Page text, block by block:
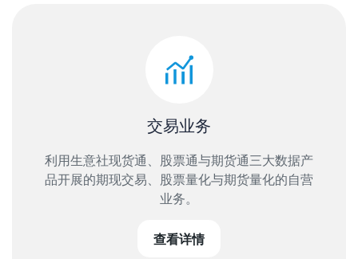
交易业务
利用生意社现货通、股票通与期货通三大数据产
品开展的期现交易、股票量化与期货量化的自营
业务。
查看详情